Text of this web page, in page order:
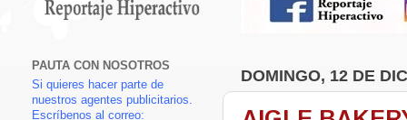
DOMINGO, 12 DE
PAUTA CON NOSOTROS
Si quieres hacer parte de
nuestros agentes publicitarios.
Escríbenos al correo: